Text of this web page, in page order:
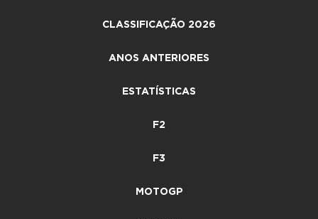
CLASSIFICAÇÃO 2026
ANOS ANTERIORES
ESTATÍSTICAS
F2
F3
MOTOGP